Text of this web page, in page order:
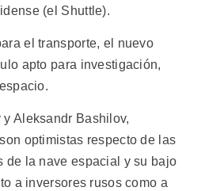
(el Shuttle).
el transporte, el nuevo
apto para investigación,
Aleksandr Bashilov,
optimistas respecto de las
de la nave espacial y su bajo
a inversores rusos como a